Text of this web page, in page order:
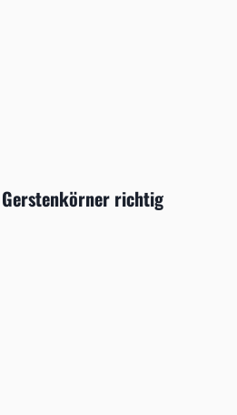
Gerstenkörner richtig